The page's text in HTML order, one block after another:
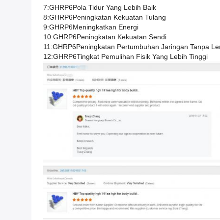
7:GHRP6Pola Tidur Yang Lebih Baik
8:GHRP6Peningkatan Kekuatan Tulang
9:GHRP6Meningkatkan Energi
10:GHRP6Peningkatan Kekuatan Sendi
11:GHRP6Peningkatan Pertumbuhan Jaringan Tanpa
12:GHRP6Tingkat Pemulihan Fisik Yang Lebih Tinggi